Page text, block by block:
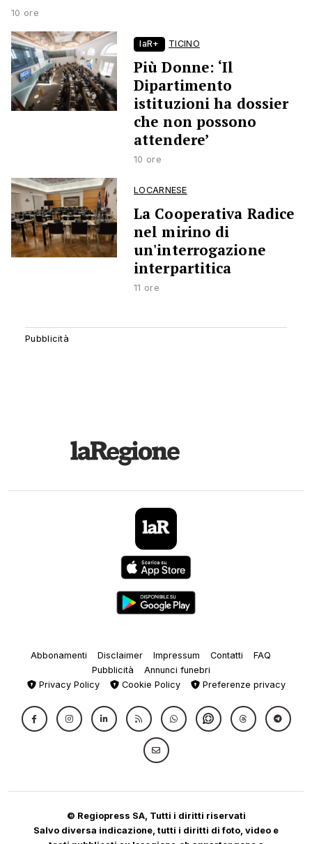
10 ore
laR+ TICINO
Più Donne: ‘Il
Dipartimento
istituzioni ha dossier
che non possono
attendere’
10 ore
LOCARNESE
La Cooperativa Radice
nel mirino di
un'interrogazione
interpartitica
11 ore
Abbonamenti Disclaimer Impressum Contatti
FAQ
Pubblicità
Annunci funebri
Privacy Policy
Cookie Policy Preferenze privacy
© Regiopress SA, Tutti i diritti riservati
Salvo diversa indicazione, tutti i diritti di foto, video e